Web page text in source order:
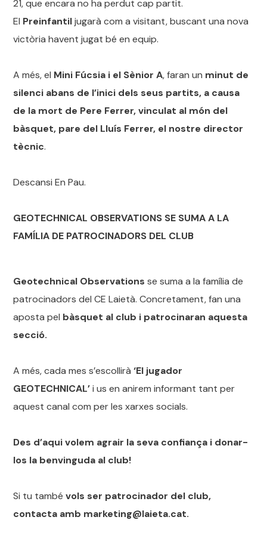
21, que encara no ha perdut cap partit.
El Preinfantiljugarà com a visitant, buscant una nova
victòria havent jugat bé en equip.
A més, el Mini Fúcsia i el Sènior A, faran un minut de
silenci abans de l’inici dels seus partits, a causa
de la mort de Pere Ferrer, vinculat al món del
bàsquet, pare del Lluís Ferrer, el nostre director
tècnic.
Descansi En Pau.
GEOTECHNICAL OBSERVATIONS SE SUMA A LA
FAMÍLIA DE PATROCINADORS DEL CLUB
Geotechnical Observations se suma a la família de
patrocinadors del CE Laietà. Concretament, fan una
aposta pel bàsquet al club i patrocinaran aquesta
secció.
A més, cada mes s’escollirà‘El jugador
GEOTECHNICAL’i us en anirem informant tant per
aquest canal com per les xarxes socials.
Des d’aqui volem agrair la seva confiança i donar-
los la benvinguda al club!
Si tu tambévols ser patrocinador del club,
contacta amb marketing@laieta.cat.